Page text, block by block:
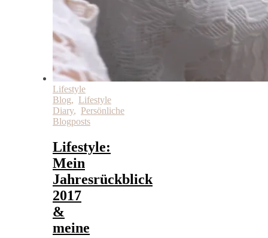
Lifestyle
Blog, Lifestyle
Diary, Persönliche
Blogposts
Lifestyle:
Mein
Jahresrückblick
2017
&
meine